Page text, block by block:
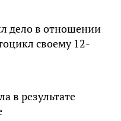
дело в отношении
своему 12-
в результате